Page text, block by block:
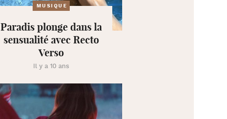
MUSIQUE
Paradis plonge dans la
sensualité avec Recto
Verso
Il y a 10 ans